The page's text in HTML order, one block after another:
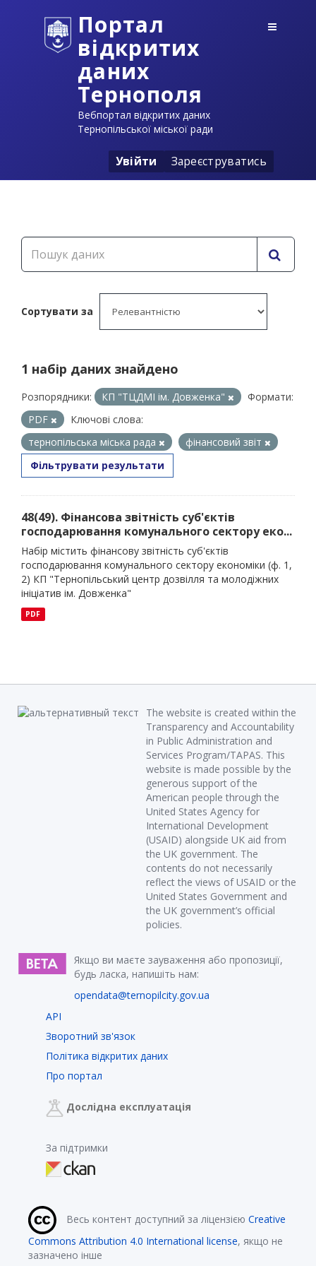
Портал
відкритих
даних
Тернополя
Вебпортал відкритих даних
Тернопільської міської ради
Увійти Зареєструватись
Сортувати за
1 набір даних знайдено
Розпорядники: КП "ТЦДМІ ім. Довженка"
Формати:
PDF
Ключові слова:
тернопільська міська рада
фінансовий звіт
Фільтрувати результати
48(49). Фінансова звітність суб'єктів
господарювання комунального сектору еко...
Набір містить фінансову звітність суб'єктів
господарювання комунального сектору економіки (ф. 1,
2) КП "Тернопільський центр дозвілля та молодіжних
ініціатив ім. Довженка"
PDF
The website is created within the
Transparency and Accountability
in Public Administration and
Services Program/TAPAS. This
website is made possible by the
generous support of the
American people through the
United States Agency for
International Development
(USAID) alongside UK aid from
the UK government. The
contents do not necessarily
reflect the views of USAID or the
United States Government and
the UK government’s official
policies.
Якщо ви маєте зауваження або пропозиції,
будь ласка, напишіть нам:
opendata@ternopilcity.gov.ua
API
Зворотний зв'язок
Політика відкритих даних
Про портал
Дослідна експлуатація
За підтримки
Весь контент доступний за ліцензією Creative
Commons Attribution 4.0 International license, якщо не
зазначено інше